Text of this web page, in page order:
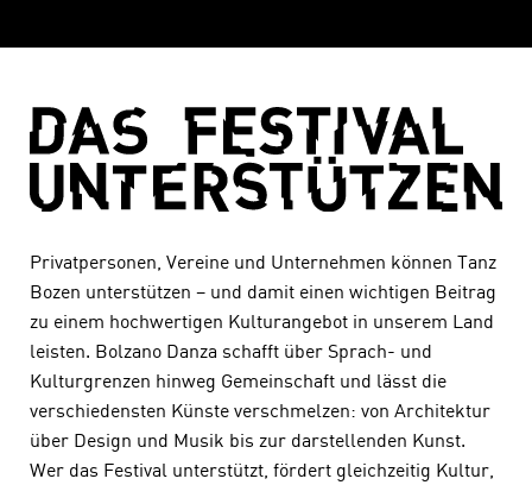
Privatpersonen, Vereine und Unternehmen können Tanz
Bozen unterstützen – und damit einen wichtigen Beitrag
zu einem hochwertigen Kulturangebot in unserem Land
leisten. Bolzano Danza schafft über Sprach- und
Kulturgrenzen hinweg Gemeinschaft und lässt die
verschiedensten Künste verschmelzen: von Architektur
über Design und Musik bis zur darstellenden Kunst.
Wer das Festival unterstützt, fördert gleichzeitig Kultur,